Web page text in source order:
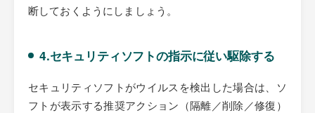
断しておくようにしましょう。
4.セキュリティソフトの指示に従い駆除する
セキュリティソフトがウイルスを検出した場合は、ソ
フトが表示する推奨アクション（隔離／削除／修復）